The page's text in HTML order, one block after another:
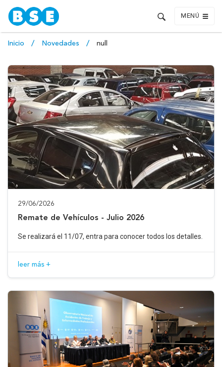
MENÚ
Inicio Novedades null
29/06/2026
Remate de Vehículos - Julio 2026
Se realizará el 11/07, entra para conocer todos los detalles.
leer más +